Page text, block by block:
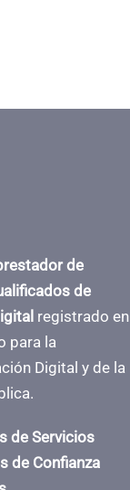
de
de
registrado en
para la
Digital y de la
de Servicios
de Confianza